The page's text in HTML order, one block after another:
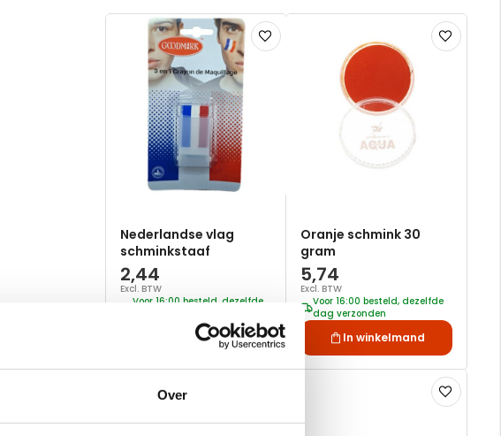
Over
Voeg
toe
Nederlandse vlag
schminkstaaf
2,44
Excl. BTW
Voor 16:00 besteld, dezelfde
In winkelmand
Voeg
toe
Oranje schmink 30
gram
5,74
Excl. BTW
Voor 16:00 besteld, dezelfde
dag verzonden
In winkelmand
aan
Voeg
toe